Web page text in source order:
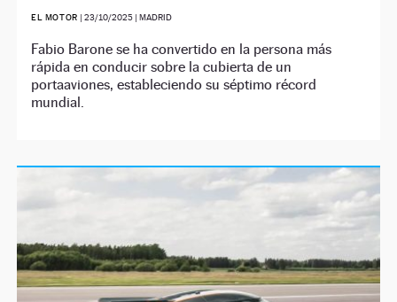
EL MOTOR | 23/10/2025| MADRID
Fabio Barone se ha convertido en la persona más
rápida en conducir sobre la cubierta de un
portaaviones, estableciendo su séptimo récord
mundial.